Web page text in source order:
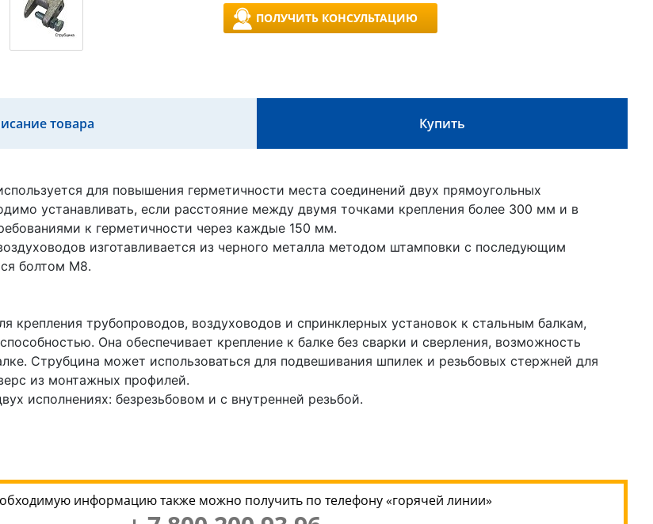
ПОЛУЧИТЬ КОНСУЛЬТАЦИЮ
товара Купить
для повышения герметичности места соединений двух прямоугольных
устанавливать, если расстояние между двумя точками крепления более 300 мм и в
к герметичности через каждые 150 мм.
изготавливается из черного металла методом штамповки с последующим
болтом М8.
крепления трубопроводов, воздуховодов и спринклерных установок к стальным балкам,
Она обеспечивает крепление к балке без сварки и сверления, возможность
Струбцина может использоваться для подвешивания шпилек и резьбовых стержней для
из монтажных профилей.
исполнениях: безрезьбовом и с внутренней резьбой.
информацию также можно получить по телефону «горячей линии»